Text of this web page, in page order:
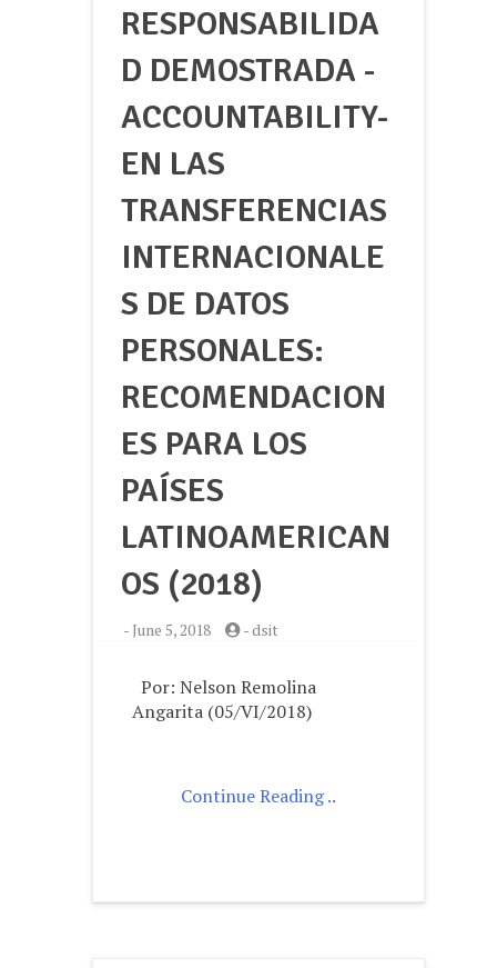
RESPONSABILIDA
D DEMOSTRADA -
ACCOUNTABILITY-
EN LAS
TRANSFERENCIAS
INTERNACIONALE
S DE DATOS
PERSONALES:
RECOMENDACION
ES PARA LOS
PAÍSES
LATINOAMERICAN
OS (2018)
- June 5, 2018 -dsit
Por: Nelson Remolina
Angarita (05/VI/2018)
Continue Reading ..